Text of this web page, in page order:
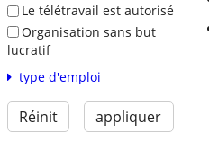
Le télétravail est autorisé
Organisation sans but
lucratif
type d'emploi
Réinit appliquer